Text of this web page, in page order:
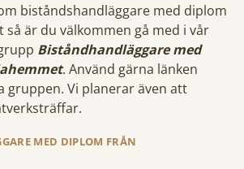
biståndshandläggare med diplom
så är du välkommen gå med i vår
Biståndhandläggare med
. Använd gärna länken
gruppen. Vi planerar även att
MED DIPLOM FRÅN